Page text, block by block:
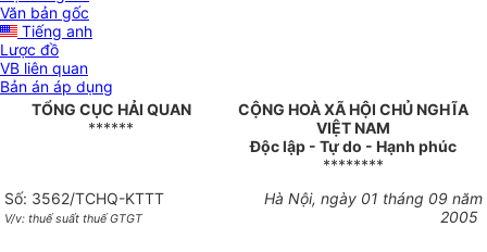
Văn bản gốc
Tiếng anh
Lược đồ
VB liên quan
Bản án áp dụng
TỔNG CỤC HẢI QUAN
******
CỘNG HOÀ XÃ HỘI CHỦ NGHĨA
VIỆT NAM
Độc lập - Tự do - Hạnh phúc
********
Số: 3562/TCHQ-KTTT
V/v: thuế suất thuế GTGT
Hà Nội, ngày 01 tháng 09 năm
2005